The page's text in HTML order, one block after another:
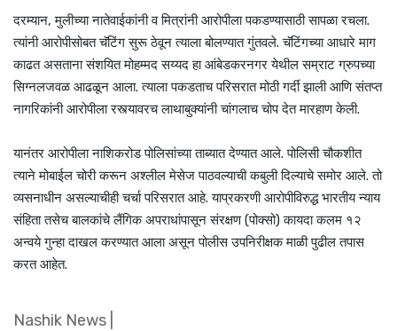
दरम्यान, मुलीच्या नातेवाईकांनी व मित्रांनी आरोपीला पकडण्यासाठी सापळा रचला.
त्यांनी आरोपीसोबत चॅटिंग सुरू ठेवून त्याला बोलण्यात गुंतवले. चॅटिंगच्या आधारे माग
काढत असताना संशयित मोहम्मद सय्यद हा आंबेडकरनगर येथील सम्राट ग्रुपच्या
सिग्नलजवळ आढळून आला. त्याला पकडताच परिसरात मोठी गर्दी झाली आणि संतप्त
नागरिकांनी आरोपीला रस्त्यावरच लाथाबुक्यांनी चांगलाच चोप देत मारहाण केली.
यानंतर आरोपीला नाशिकरोड पोलिसांच्या ताब्यात देण्यात आले. पोलिसी चौकशीत
त्याने मोबाईल चोरी करून अश्लील मेसेज पाठवल्याची कबुली दिल्याचे समोर आले. तो
व्यसनाधीन असल्याचीही चर्चा परिसरात आहे. याप्रकरणी आरोपीविरुद्ध भारतीय न्याय
संहिता तसेच बालकांचे लैंगिक अपराधांपासून संरक्षण (पोक्सो) कायदा कलम १२
अन्वये गुन्हा दाखल करण्यात आला असून पोलीस उपनिरीक्षक माळी पुढील तपास
करत आहेत.
Nashik News